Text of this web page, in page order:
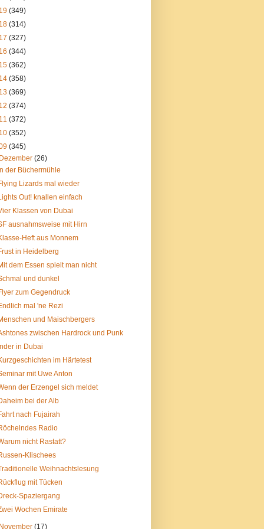
(349)
(314)
(327)
(344)
(362)
(358)
(369)
(374)
(372)
(352)
(345)
(26)
der Büchermühle
Lizards mal wieder
Out! knallen einfach
Klassen von Dubai
ausnahmsweise mit Hirn
Heft aus Monnem
in Heidelberg
dem Essen spielt man nicht
und dunkel
zum Gegendruck
mal 'ne Rezi
und Maischbergers
zwischen Hardrock und Punk
in Dubai
im Härtetest
mit Uwe Anton
der Erzengel sich meldet
bei der Alb
nach Fujairah
Radio
nicht Rastatt?
Klischees
Weihnachtslesung
mit Tücken
Spaziergang
Wochen Emirate
(17)